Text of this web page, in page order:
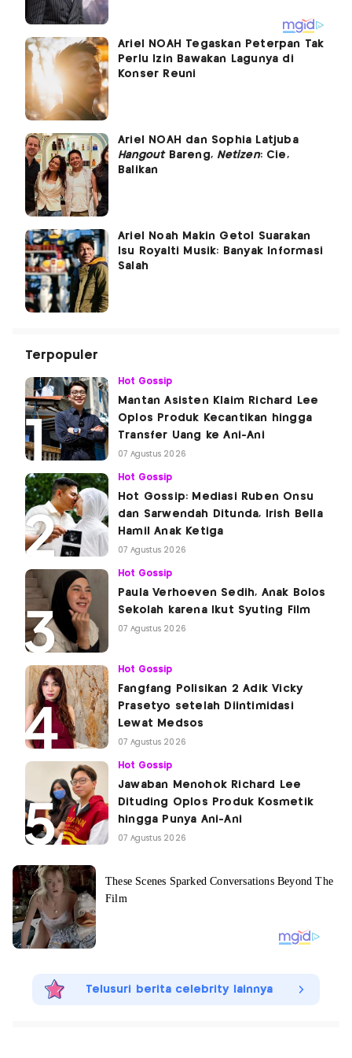
Ariel NOAH Tegaskan Peterpan Tak
Perlu Izin Bawakan Lagunya di
Konser Reuni
Ariel NOAH dan Sophia Latjuba
HangoutBareng, Netizen: Cie,
Balikan
Ariel Noah Makin Getol Suarakan
Isu Royalti Musik: Banyak Informasi
Salah
Terpopuler
Hot Gossip
Mantan Asisten Klaim Richard Lee
Oplos Produk Kecantikan hingga
Transfer Uang ke Ani-Ani
07 Agustus 2026
Hot Gossip
Hot Gossip: Mediasi Ruben Onsu
dan Sarwendah Ditunda, Irish Bella
Hamil Anak Ketiga
07 Agustus 2026
Hot Gossip
Paula Verhoeven Sedih, Anak Bolos
Sekolah karena Ikut Syuting Film
07 Agustus 2026
Hot Gossip
Fangfang Polisikan 2 Adik Vicky
Prasetyo setelah Diintimidasi
Lewat Medsos
07 Agustus 2026
Hot Gossip
Jawaban Menohok Richard Lee
Dituding Oplos Produk Kosmetik
hingga Punya Ani-Ani
07 Agustus 2026
Telusuri berita celebrity lainnya